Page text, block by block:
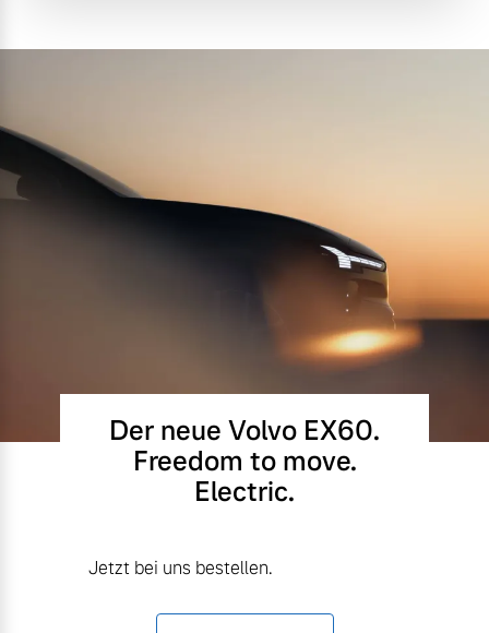
Der neue Volvo EX60.
Freedom to move.
Electric.
Jetzt bei uns bestellen.